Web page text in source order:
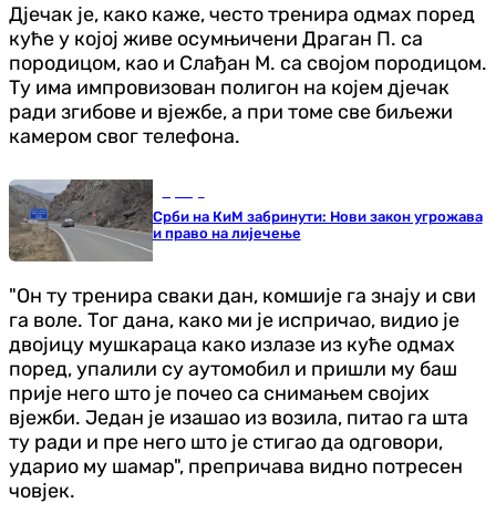
Дјечак је, како каже, често тренира одмах поред
куће у којој живе осумњичени Драган П. са
породицом, као и Слађан М. са својом породицом.
Ту има импровизован полигон на којем дјечак
ради згибове и вјежбе, а при томе све биљежи
камером свог телефона.
Срби на КиМ забринути: Нови закон угрожава
и право на лијечење
"Он ту тренира сваки дан, комшије га знају и сви
га воле. Тог дана, како ми је испричао, видио је
двојицу мушкараца како излазе из куће одмах
поред, упалили су аутомобил и пришли му баш
прије него што је почео са снимањем својих
вјежби. Један је изашао из возила, питао га шта
ту ради и пре него што је стигао да одговори,
ударио му шамар", препричава видно потресен
човјек.